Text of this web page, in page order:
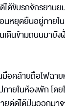
ได้ขับรถจักรยาน
นหยุดยืนอยู่ภาย
เดินข้ามถนนมายั
อคล้ายถือไฟฉา
ายในห้องพัก โด
ยดีดีได้ปีนออกม